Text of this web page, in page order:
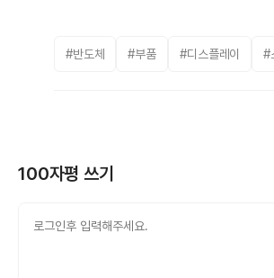
#반도체 #부품 #디스플레이 #
100자평 쓰기